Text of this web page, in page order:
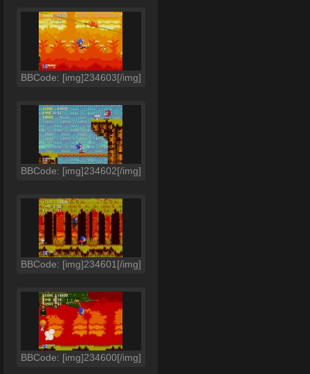
BBCode: [img]234603[/img]
BBCode: [img]234602[/img]
BBCode: [img]234601[/img]
BBCode: [img]234600[/img]